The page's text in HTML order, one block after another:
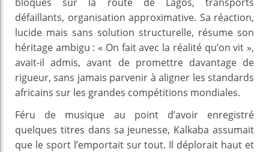
défaillants, organisation approximative. Sa réaction,
lucide mais sans solution structurelle, résume son
héritage ambigu : « On fait avec la réalité qu’on vit »,
avait-il admis, avant de promettre davantage de
rigueur, sans jamais parvenir à aligner les standards
africains sur les grandes compétitions mondiales.
Féru de musique au point d’avoir enregistré
quelques titres dans sa jeunesse, Kalkaba assumait
que le sport l’emportait sur tout. Il déplorait haut et